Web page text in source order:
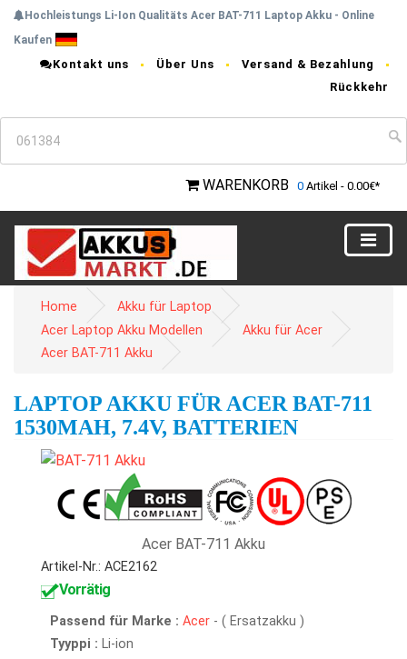
Hochleistungs Li-Ion Qualitäts Acer BAT-711 Laptop Akku - Online
Kaufen
Kontakt uns Über Uns
Versand & Bezahlung
Rückkehr
WARENKORB 0 Artikel - 0.00€*
Home
Akku für Laptop
Acer Laptop Akku Modellen
Akku für Acer
Acer BAT-711 Akku
LAPTOP AKKU FÜR ACER BAT-711
1530MAH, 7.4V, BATTERIEN
Acer BAT-711 Akku
Artikel-Nr.: ACE2162
Vorrätig
Passend für Marke : Acer - ( Ersatzakku )
Tyyppi : Li-ion